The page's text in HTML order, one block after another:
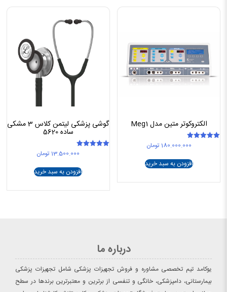
الکتروکوتر متین مدل Meg1
180.000.000 تومان
افزودن به سبد خرید
گوشی پزشکی لیتمن کلاس 3 مشکی
ساده 5620
13.500.000 تومان
افزودن به سبد خرید
درباره ما
یوکامد تیم تخصصی مشاوره و فروش تجهیزات پزشکی شامل تجهیزات پزشکی
بیمارستانی، دامپزشکی، خانگی و تنفسی از برترین و معتبرترین برندها در سطح